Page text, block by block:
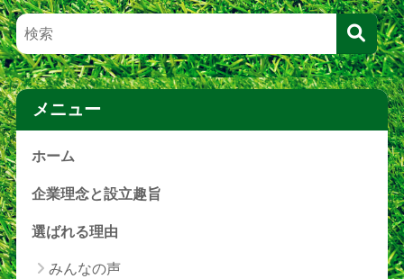
メニュー
ホーム
企業理念と設立趣旨
選ばれる理由
みんなの声